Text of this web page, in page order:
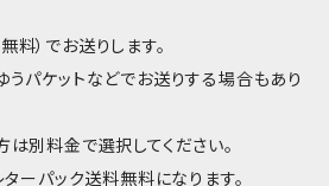
）でお送りします。
うパケットなどでお送りする場合もあり
は別料金で選択してください。
ーパック送料無料になります。